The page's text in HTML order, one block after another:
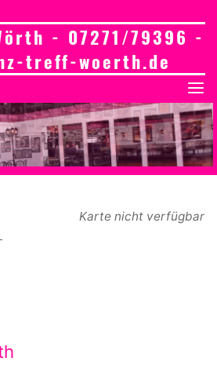
- 07271/79396 -
treff-woerth.de
Karte nicht verfügbar